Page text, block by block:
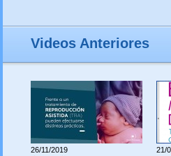
Videos Anteriores
26/11/2019 21/